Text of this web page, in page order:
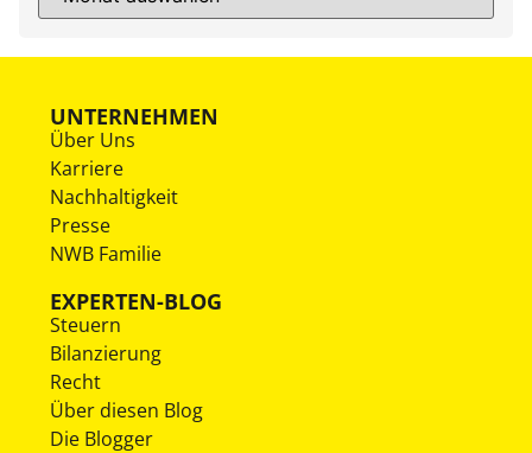
UNTERNEHMEN
Über Uns
Karriere
Nachhaltigkeit
Presse
NWB Familie
EXPERTEN-BLOG
Steuern
Bilanzierung
Recht
Über diesen Blog
Die Blogger